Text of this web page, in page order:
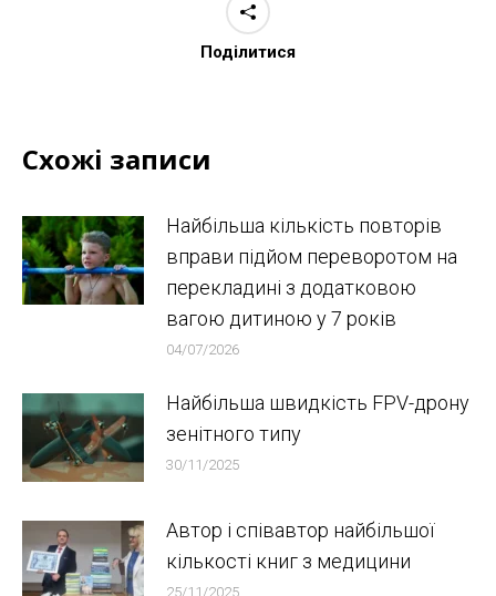
Поділитися
Схожі записи
Найбільша кількість повторів
вправи підйом переворотом на
перекладині з додатковою
вагою дитиною у 7 років
04/07/2026
Найбільша швидкість FPV-дрону
зенітного типу
30/11/2025
Автор і співавтор найбільшої
кількості книг з медицини
25/11/2025